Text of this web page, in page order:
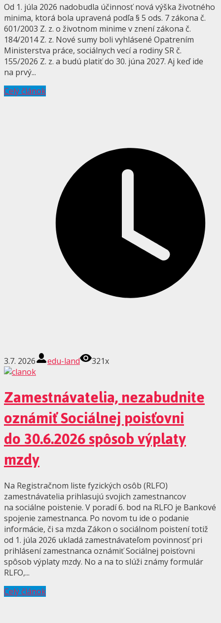
Od 1. júla 2026 nadobudla účinnosť nová výška životného
minima, ktorá bola upravená podľa § 5 ods. 7 zákona č.
601/2003 Z. z. o životnom minime v znení zákona č.
184/2014 Z. z. Nové sumy boli vyhlásené Opatrením
Ministerstva práce, sociálnych vecí a rodiny SR č.
155/2026 Z. z. a budú platiť do 30. júna 2027. Aj keď ide
na prvý...
Celý článok
3.7. 2026 edu-land 321x
Zamestnávatelia, nezabudnite
oznámiť Sociálnej poisťovni
do 30.6.2026 spôsob výplaty
mzdy
Na Registračnom liste fyzických osôb (RLFO)
zamestnávatelia prihlasujú svojich zamestnancov
na sociálne poistenie. V poradí 6. bod na RLFO je Bankové
spojenie zamestnanca. Po novom tu ide o podanie
informácie, či sa mzda Zákon o sociálnom poistení totiž
od 1. júla 2026 ukladá zamestnávateľom povinnosť pri
prihlásení zamestnanca oznámiť Sociálnej poisťovni
spôsob výplaty mzdy. No a na to slúži známy formulár
RLFO,...
Celý článok